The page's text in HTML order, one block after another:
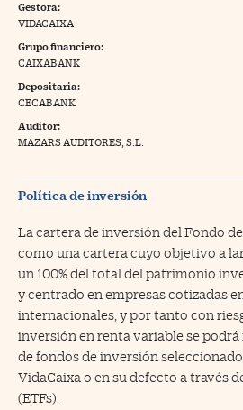
Pyme
a Cinco Días
Gestora:
VIDACAIXA
Grupo financiero:
CAIXABANK
Depositaria:
CECABANK
Auditor:
MAZARS AUDITORES, S.L.
Política de inversión
La cartera de inversión del Fondo
como una cartera cuyo objetivo a
un 100% del total del patrimonio
y centrado en empresas cotizadas
internacionales, y por tanto con
inversión en renta variable se
de fondos de inversión
VidaCaixa o en su defecto a través
(ETFs).